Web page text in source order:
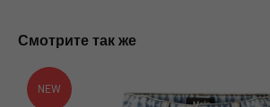
Смотрите так же
NEW